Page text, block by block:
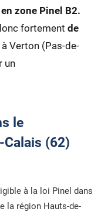
zone Pinel B2.
fortement de
Verton (Pas-de-
un
le
(62)
à la loi Pinel dans
la région Hauts-de-